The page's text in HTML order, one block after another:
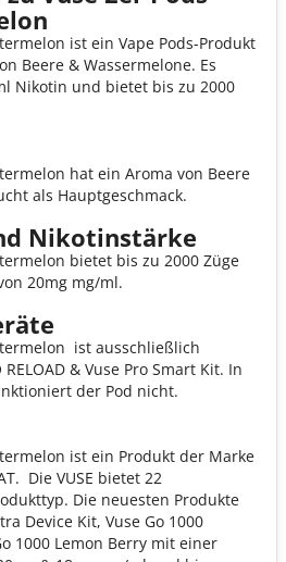
ist ein Vape Pods-Produkt
Beere & Wassermelone. Es
Nikotin und bietet bis zu 2000
hat ein Aroma von Beere
als Hauptgeschmack.
Nikotinstärke
bietet bis zu 2000 Züge
20mg mg/ml.
ist ausschließlich
& Vuse Pro Smart Kit. In
der Pod nicht.
ist ein Produkt der Marke
Die VUSE bietet 22
Die neuesten Produkte
Device Kit, Vuse Go 1000
1000 Lemon Berry mit einer